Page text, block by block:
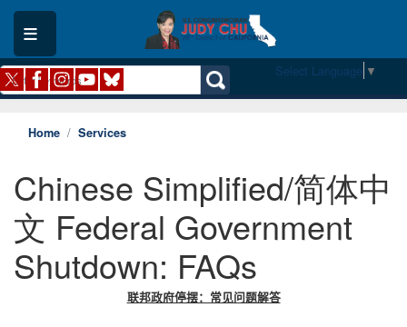
Skip
main
content
Select Language ▼
Home Services
Chinese Simplified/简体中
文 Federal Government
Shutdown: FAQs
联邦政府停摆：常见问题解答